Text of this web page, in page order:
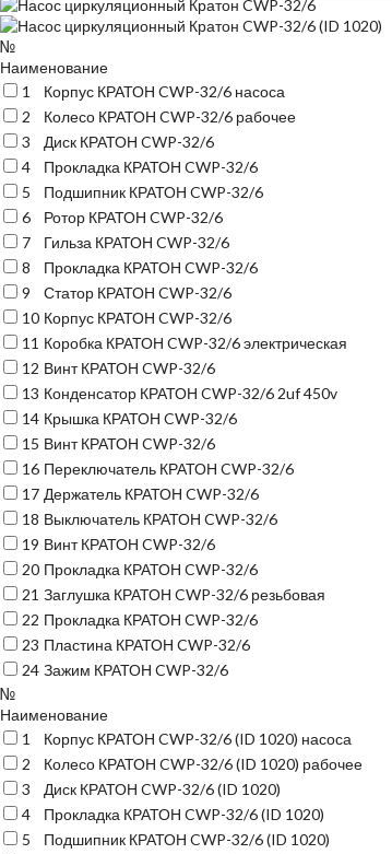
№
Наименование
1
Корпус КРАТОН CWP-32/6 насоса
2
Колесо КРАТОН CWP-32/6 рабочее
3
Диск КРАТОН CWP-32/6
4
Прокладка КРАТОН CWP-32/6
5
Подшипник КРАТОН CWP-32/6
6
Ротор КРАТОН CWP-32/6
7
Гильза КРАТОН CWP-32/6
8
Прокладка КРАТОН CWP-32/6
9
Статор КРАТОН CWP-32/6
10 Корпус КРАТОН CWP-32/6
11 Коробка КРАТОН CWP-32/6 электрическая
12 Винт КРАТОН CWP-32/6
13 Конденсатор КРАТОН CWP-32/6 2uf 450v
14 Крышка КРАТОН CWP-32/6
15 Винт КРАТОН CWP-32/6
16 Переключатель КРАТОН CWP-32/6
17 Держатель КРАТОН CWP-32/6
18 Выключатель КРАТОН CWP-32/6
19 Винт КРАТОН CWP-32/6
20 Прокладка КРАТОН CWP-32/6
21 Заглушка КРАТОН CWP-32/6 резьбовая
22 Прокладка КРАТОН CWP-32/6
23 Пластина КРАТОН CWP-32/6
24 Зажим КРАТОН CWP-32/6
№
Наименование
1
Корпус КРАТОН CWP-32/6 (ID 1020) насоса
2
Колесо КРАТОН CWP-32/6 (ID 1020) рабочее
3
Диск КРАТОН CWP-32/6 (ID 1020)
4
Прокладка КРАТОН CWP-32/6 (ID 1020)
5
Подшипник КРАТОН CWP-32/6 (ID 1020)